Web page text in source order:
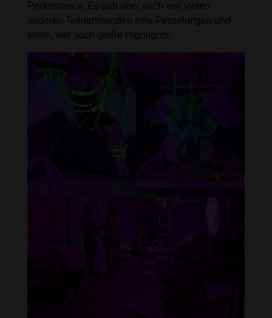
Performance. Es gab aber auch von vielen
anderen Teilnehmenden tolle Fesselungen und
keine, wie auch große Highlights.